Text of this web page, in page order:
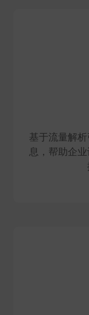
基于流量解
息，帮助企